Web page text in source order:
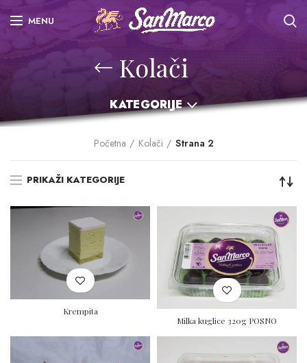
MENU
Kolači
KATEGORIJE
Početna Kolači Strana 2
PRIKAŽI KATEGORIJE
Krempita
Milka kuglice 320g POSNO